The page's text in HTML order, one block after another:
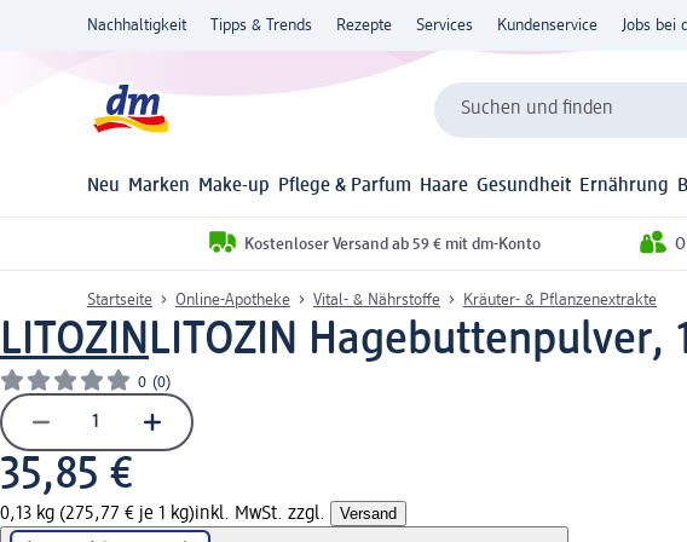
Nachhaltigkeit Tipps & Trends Rezepte Services Kundenservice Jobs bei
Suchen und finden
Neu Marken Make-up Pflege & Parfum Haare Gesundheit Ernährung
Kostenloser Versand ab 59 € mit dm-Konto
Startseite Online-Apotheke Vital- & Nährstoffe Kräuter- & Pflanzenextrakte
LITOZINLITOZIN Hagebuttenpulver,
0 (0)
35,85 €
0,13 kg (275,77 € je 1 kg)inkl. MwSt. zzgl. Versand